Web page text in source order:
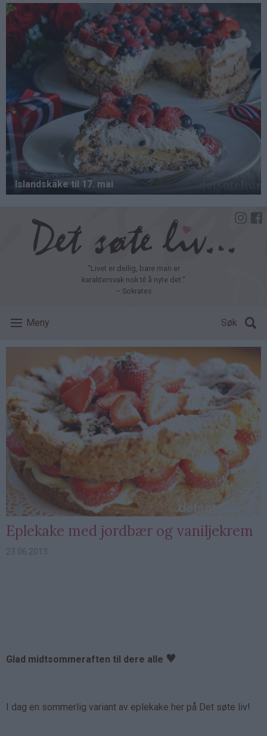
Hopp
hovedinnhold
"Livet er deilig, bare man er
karaktersvak nok til å nyte det."
– Sokrates
Meny Søk
Eplekake med jordbær og vaniljekrem
23.06.2013
Glad midtsommeraften til dere alle ♥
I dag en sommerlig variant av eplekake her på Det søte liv!